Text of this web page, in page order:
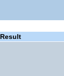
Result